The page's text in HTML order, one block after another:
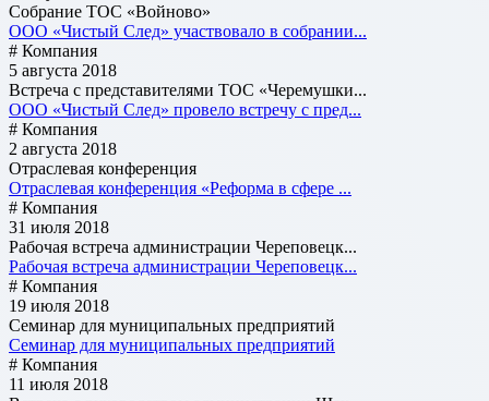
Cобрание ТОС «Войново»
ООО «Чистый След» участвовало в собрании...
# Компания
5 августа 2018
Встреча с представителями ТОС «Черемушки...
ООО «Чистый След» провело встречу с пред...
# Компания
2 августа 2018
Отраслевая конференция
Отраслевая конференция «Реформа в сфере ...
# Компания
31 июля 2018
Рабочая встреча администрации Череповецк...
Рабочая встреча администрации Череповецк...
# Компания
19 июля 2018
Cеминар для муниципальных предприятий
Cеминар для муниципальных предприятий
# Компания
11 июля 2018